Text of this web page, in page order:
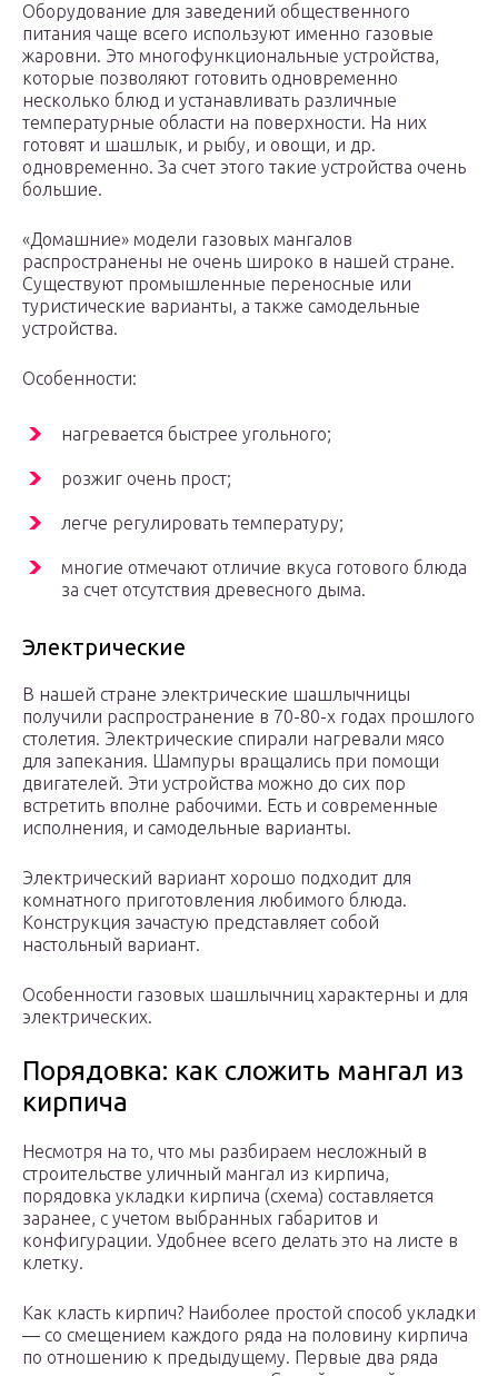
Оборудование для заведений общественного
питания чаще всего используют именно газовые
жаровни. Это многофункциональные устройства,
которые позволяют готовить одновременно
несколько блюд и устанавливать различные
температурные области на поверхности. На них
готовят и шашлык, и рыбу, и овощи, и др.
одновременно. За счет этого такие устройства очень
большие.
«Домашние» модели газовых мангалов
распространены не очень широко в нашей стране.
Существуют промышленные переносные или
туристические варианты, а также самодельные
устройства.
Особенности:
нагревается быстрее угольного;
розжиг очень прост;
легче регулировать температуру;
многие отмечают отличие вкуса готового блюда
за счет отсутствия древесного дыма.
Электрические
В нашей стране электрические шашлычницы
получили распространение в 70-80-х годах прошлого
столетия. Электрические спирали нагревали мясо
для запекания. Шампуры вращались при помощи
двигателей. Эти устройства можно до сих пор
встретить вполне рабочими. Есть и современные
исполнения, и самодельные варианты.
Электрический вариант хорошо подходит для
комнатного приготовления любимого блюда.
Конструкция зачастую представляет собой
настольный вариант.
Особенности газовых шашлычниц характерны и для
электрических.
Порядовка: как сложить мангал из
кирпича
Несмотря на то, что мы разбираем несложный в
строительстве уличный мангал из кирпича,
порядовка укладки кирпича (схема) составляется
заранее, с учетом выбранных габаритов и
конфигурации. Удобнее всего делать это на листе в
клетку.
Как класть кирпич? Наиболее простой способ укладки
— со смещением каждого ряда на половину кирпича
по отношению к предыдущему. Первые два ряда